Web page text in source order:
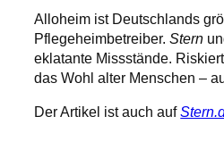
Alloheim ist Deutschlands
Pflegeheimbetreiber.Stern
eklatante Missstände.
das Wohl alter Menschen –
Der Artikel ist auch auf